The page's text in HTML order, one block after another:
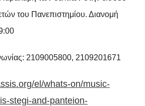
του Πανεπιστημίου. Διανομή
2109005800, 2109201671
el/whats-on/music-
stegi-and-panteion-